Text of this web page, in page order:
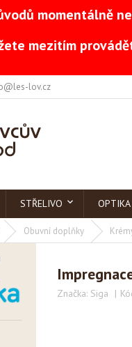
momentálně
mezitím
lov.cz
STŘELIVO OPTIKA
Obuvní doplňky
Značka: Siga